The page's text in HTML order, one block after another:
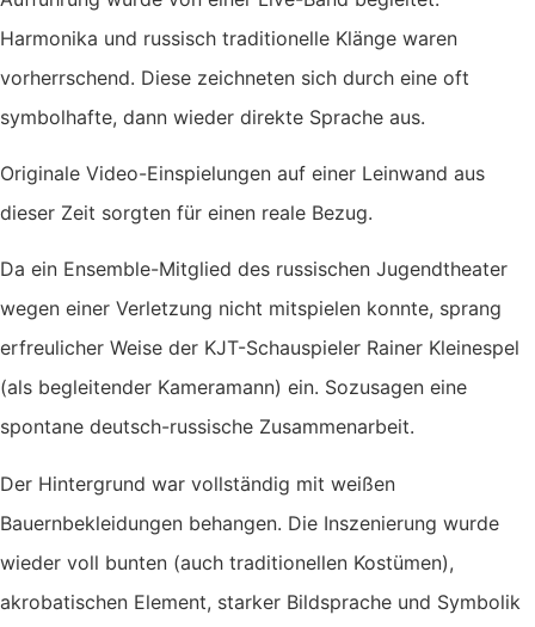
Harmonika und russisch traditionelle Klänge waren
vorherrschend. Diese zeichneten sich durch eine oft
symbolhafte, dann wieder direkte Sprache aus.
Originale Video-Einspielungen auf einer Leinwand aus
dieser Zeit sorgten für einen reale Bezug.
Da ein Ensemble-Mitglied des russischen Jugendtheater
wegen einer Verletzung nicht mitspielen konnte, sprang
erfreulicher Weise der KJT-Schauspieler Rainer Kleinespel
(als begleitender Kameramann) ein. Sozusagen eine
spontane deutsch-russische Zusammenarbeit.
Der Hintergrund war vollständig mit weißen
Bauernbekleidungen behangen. Die Inszenierung wurde
wieder voll bunten (auch traditionellen Kostümen),
akrobatischen Element, starker Bildsprache und Symbolik